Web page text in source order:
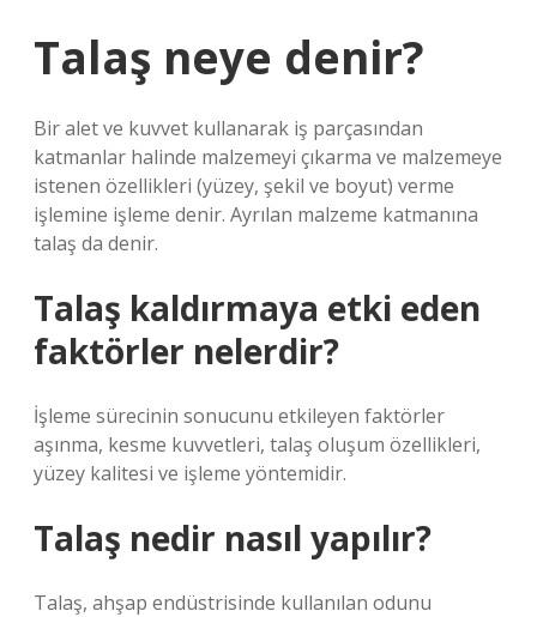
Talaş neye denir?
Bir alet ve kuvvet kullanarak iş parçasından
katmanlar halinde malzemeyi çıkarma ve malzemeye
istenen özellikleri (yüzey, şekil ve boyut) verme
işlemine işleme denir. Ayrılan malzeme katmanına
talaş da denir.
Talaş kaldırmaya etki eden
faktörler nelerdir?
İşleme sürecinin sonucunu etkileyen faktörler
aşınma, kesme kuvvetleri, talaş oluşum özellikleri,
yüzey kalitesi ve işleme yöntemidir.
Talaş nedir nasıl yapılır?
Talaş, ahşap endüstrisinde kullanılan odunu